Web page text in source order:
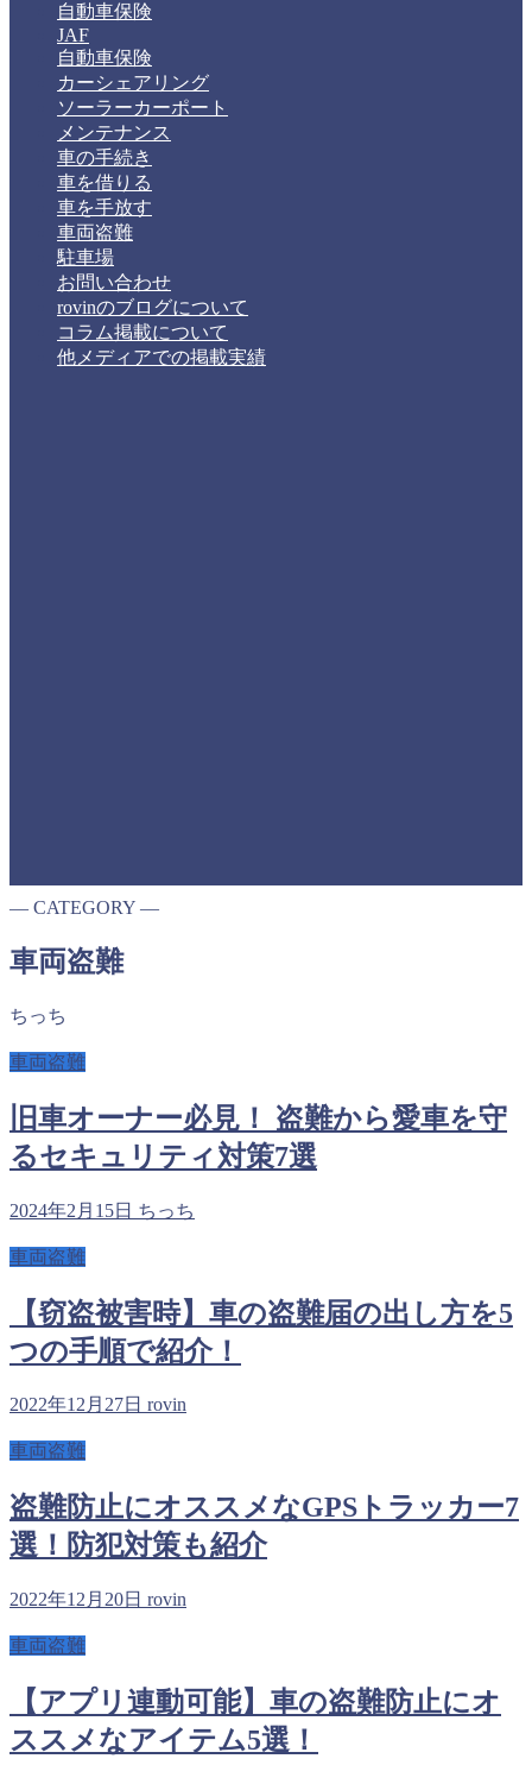
自動車保険
JAF
自動車保険
カーシェアリング
ソーラーカーポート
メンテナンス
車の手続き
車を借りる
車を手放す
車両盗難
駐車場
お問い合わせ
rovinのブログについて
コラム掲載について
他メディアでの掲載実績
― CATEGORY ―
車両盗難
ちっち
車両盗難
旧車オーナー必見！ 盗難から愛車を守
るセキュリティ対策7選
2024年2月15日 ちっち
車両盗難
【窃盗被害時】車の盗難届の出し方を5
つの手順で紹介！
2022年12月27日 rovin
車両盗難
盗難防止にオススメなGPSトラッカー7
選！防犯対策も紹介
2022年12月20日 rovin
車両盗難
【アプリ連動可能】車の盗難防止にオ
ススメなアイテム5選！